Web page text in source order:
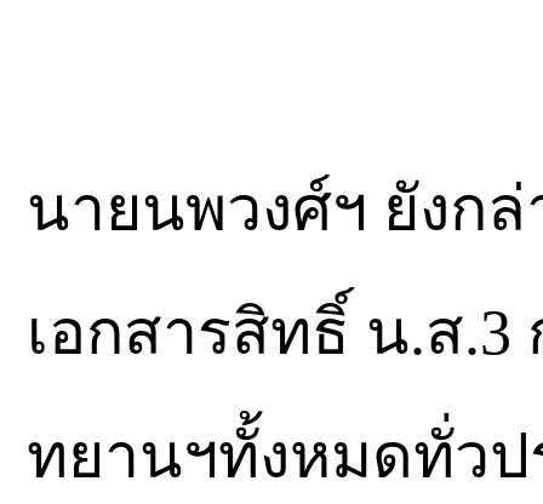
นายนพวงศ์ฯ ยังก
เอกสารสิทธิ์ น.ส
ทยานฯทั้งหมดทั่วป